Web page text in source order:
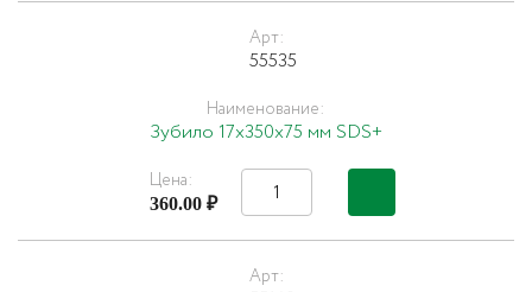
Арт:
55535
Наименование:
Зубило 17х350х75 мм SDS+
Цена:
360.00 ₽
Арт: